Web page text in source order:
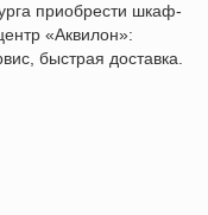
приобрести шкаф-
«Аквилон»:
быстрая доставка.